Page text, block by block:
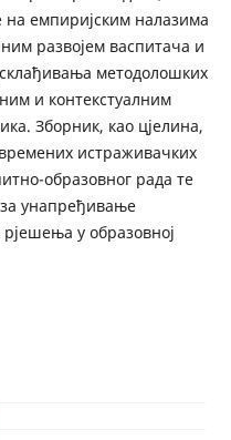
емпиријским налазима
развојем васпитача и
методолошких
и контекстуалним
Зборник, као цјелина,
истраживачких
образовног рада те
унапређивање
у образовној